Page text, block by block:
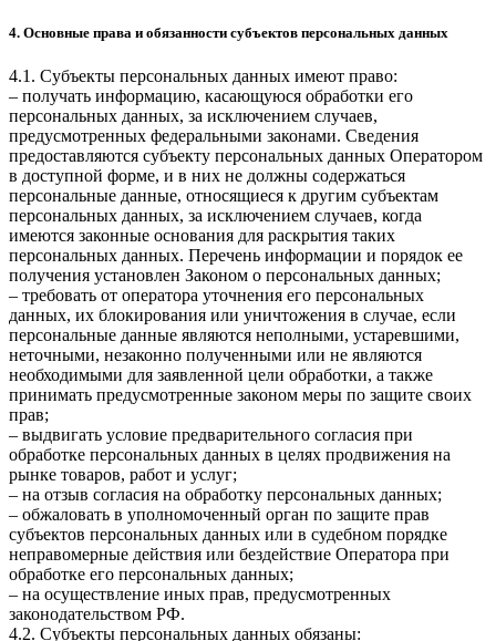
4. Основные права и обязанности субъектов персональных данных
4.1. Субъекты персональных данных имеют право:
– получать информацию, касающуюся обработки его
персональных данных, за исключением случаев,
предусмотренных федеральными законами. Сведения
предоставляются субъекту персональных данных Оператором
в доступной форме, и в них не должны содержаться
персональные данные, относящиеся к другим субъектам
персональных данных, за исключением случаев, когда
имеются законные основания для раскрытия таких
персональных данных. Перечень информации и порядок ее
получения установлен Законом о персональных данных;
– требовать от оператора уточнения его персональных
данных, их блокирования или уничтожения в случае, если
персональные данные являются неполными, устаревшими,
неточными, незаконно полученными или не являются
необходимыми для заявленной цели обработки, а также
принимать предусмотренные законом меры по защите своих
прав;
– выдвигать условие предварительного согласия при
обработке персональных данных в целях продвижения на
рынке товаров, работ и услуг;
– на отзыв согласия на обработку персональных данных;
– обжаловать в уполномоченный орган по защите прав
субъектов персональных данных или в судебном порядке
неправомерные действия или бездействие Оператора при
обработке его персональных данных;
– на осуществление иных прав, предусмотренных
законодательством РФ.
4.2. Субъекты персональных данных обязаны: